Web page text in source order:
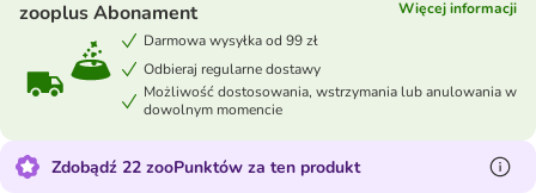
zooplus Abonament
Więcej informacji
Darmowa wysyłka od 99 zł
Odbieraj regularne dostawy
Możliwość dostosowania, wstrzymania lub anulowania w
dowolnym momencie
Zdobądź 22 zooPunktów za ten produkt